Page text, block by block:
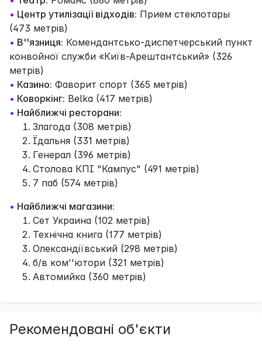
• Центр утилізації відходів: Прием стеклотары
(473 метрів)
• В''язниця: Комендантсько-диспетчерський пункт
конвойної служби «Київ-Арештантський» (326
метрів)
• Казино: Фаворит спорт (365 метрів)
• Коворкінг: Belka (417 метрів)
• Найближчі ресторани:
Злагода (308 метрів)
Їдальня (331 метрів)
Генерал (396 метрів)
Столова КПІ "Кампус" (491 метрів)
7 паб (574 метрів)
• Найближчі магазини:
Сет Украина (102 метрів)
Технічна книга (177 метрів)
Олександіївський (298 метрів)
б/в ком''ютори (321 метрів)
Автомийка (360 метрів)
Рекомендовані об'єкти